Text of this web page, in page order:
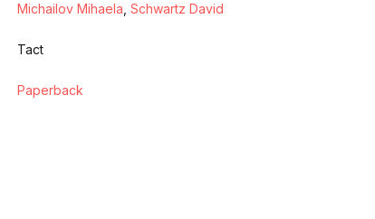
Michailov Mihaela Schwartz David
Tact
Paperback